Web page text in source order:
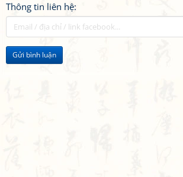
Thông tin liên hệ:
Gửi bình luận